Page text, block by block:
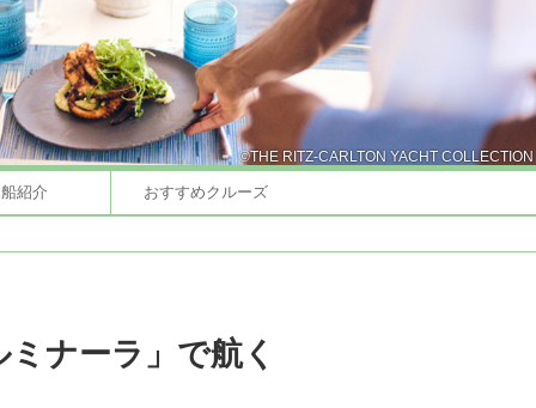
©THE RITZ-CARLTON YACHT COLLECTION
紹介 おすすめクルーズ
ナーラ」で航く